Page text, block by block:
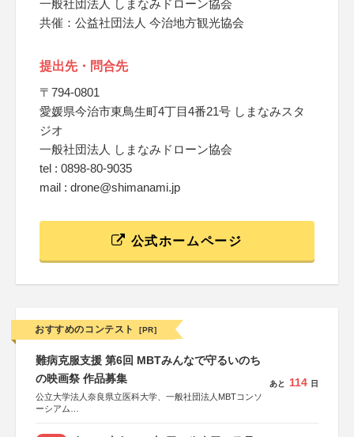
一般社団法人 しまなみドローン協会
共催：公益社団法人 今治地方観光協会
提出先・問合先
〒794-0801
愛媛県今治市東鳥生町4丁目4番21号 しまなみスタ
ジオ
一般社団法人 しまなみドローン協会
tel : 0898-80-9035
mail : drone@shimanami.jp
公式ホームページ
おすすめのコンテスト [PR]
難病克服支援 第6回 MBTみんなで守るいのち
の映画祭 作品募集
公立大学法人奈良県立医科大学、一般社団法人MBTコンソ
ーシアム
協力：読売新聞社
あと 114 日